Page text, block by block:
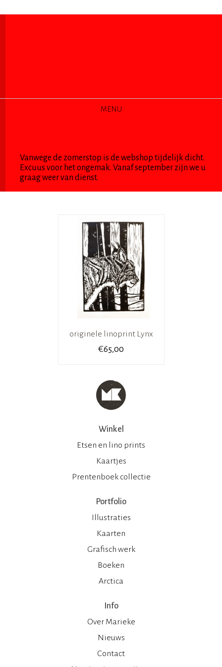
MENU
Vanwege de zomerstop is de webshop tijdelijk dicht.
Excuus voor het ongemak. Vanaf september zijn we u
graag weer van dienst.
originele linoprint Lynx
€65,00
Winkel
Etsen en lino prints
Kaartjes
Prentenboek collectie
Portfolio
Illustraties
Kaarten
Grafisch werk
Boeken
Arctica
Info
Over Marieke
Nieuws
Contact